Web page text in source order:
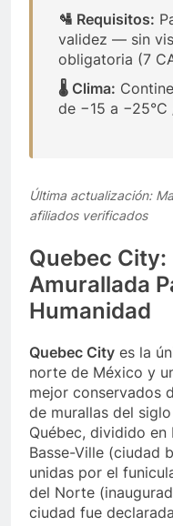
🛂 Requisitos:
validez — sin
obligatoria (7
🌡️ Clima:
de −15 a
Última actualización:
afiliados verificados
Quebec City:
Amurallada
Humanidad
Quebec City es la
norte de México y
mejor conservados
de murallas del
Québec, dividido
Basse-Ville (ciudad
unidas por el
del Norte
ciudad fue